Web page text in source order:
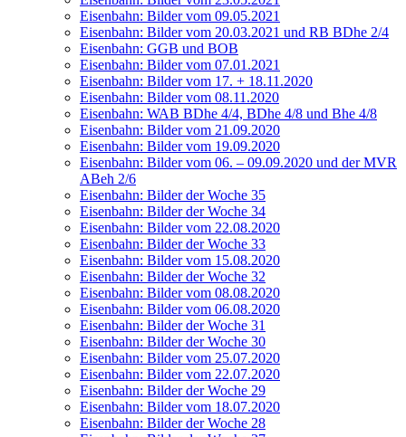
Eisen­bahn: Bil­der vom 09.05.2021
Eisen­bahn: Bil­der vom 20.03.2021 und RB BDhe 2/4
Eisen­bahn: GGB und BOB
Eisen­bahn: Bil­der vom 07.01.2021
Eisen­bahn: Bil­der vom 17. + 18.11.2020
Eisen­bahn: Bil­der vom 08.11.2020
Eisen­bahn: WAB BDhe 4/4, BDhe 4/8 und Bhe 4/8
Eisen­bahn: Bil­der vom 21.09.2020
Eisen­bahn: Bil­der vom 19.09.2020
Eisen­bahn: Bil­der vom 06. – 09.09.2020 und der MVR
ABeh 2/6
Eisen­bahn: Bil­der der Woche 35
Eisen­bahn: Bil­der der Woche 34
Eisen­bahn: Bil­der vom 22.08.2020
Eisen­bahn: Bil­der der Woche 33
Eisen­bahn: Bil­der vom 15.08.2020
Eisen­bahn: Bil­der der Woche 32
Eisen­bahn: Bil­der vom 08.08.2020
Eisen­bahn: Bil­der vom 06.08.2020
Eisen­bahn: Bil­der der Woche 31
Eisen­bahn: Bil­der der Woche 30
Eisen­bahn: Bil­der vom 25.07.2020
Eisen­bahn: Bil­der vom 22.07.2020
Eisen­bahn: Bil­der der Woche 29
Eisen­bahn: Bil­der vom 18.07.2020
Eisen­bahn: Bil­der der Woche 28